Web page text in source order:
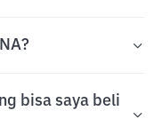
bisa saya beli